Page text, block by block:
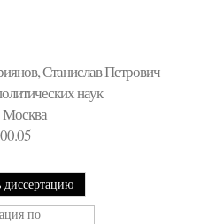
Станислав Петрович
наук
Москва
диссертацию